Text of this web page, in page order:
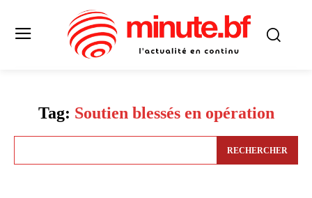
Tag: Soutien blessés en opération
RECHERCHER